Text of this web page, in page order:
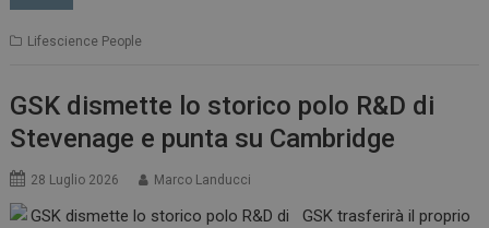
Lifescience People
GSK dismette lo storico polo R&D di
Stevenage e punta su Cambridge
28 Luglio 2026 Marco Landucci
GSK trasferirà il proprio